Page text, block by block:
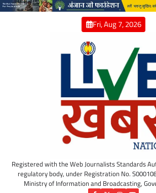
Skip
Fri, Aug 7, 2026
Registered with the Web Journalists Standards
regulatory body, under Registration No.
Ministry of Information and Broadcasting,